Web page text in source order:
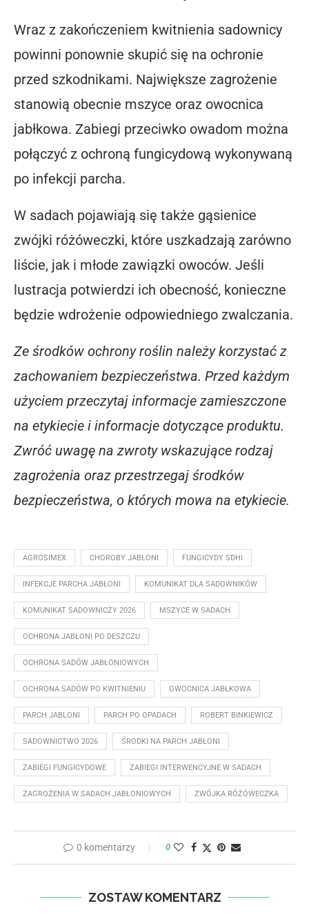
Wraz z zakończeniem kwitnienia sadownicy
powinni ponownie skupić się na ochronie
przed szkodnikami. Największe zagrożenie
stanowią obecnie mszyce oraz owocnica
jabłkowa. Zabiegi przeciwko owadom można
połączyć z ochroną fungicydową wykonywaną
po infekcji parcha.
W sadach pojawiają się także gąsienice
zwójki różóweczki, które uszkadzają zarówno
liście, jak i młode zawiązki owoców. Jeśli
lustracja potwierdzi ich obecność, konieczne
będzie wdrożenie odpowiedniego zwalczania.
Ze środków ochrony roślin należy korzystać z
zachowaniem bezpieczeństwa. Przed każdym
użyciem przeczytaj informacje zamieszczone
na etykiecie i informacje dotyczące produktu.
Zwróć uwagę na zwroty wskazujące rodzaj
zagrożenia oraz przestrzegaj środków
bezpieczeństwa, o których mowa na etykiecie.
AGROSIMEX CHOROBY JABŁONI FUNGICYDY SDHI
INFEKCJE PARCHA JABŁONI KOMUNIKAT DLA SADOWNIKÓW
KOMUNIKAT SADOWNICZY 2026 MSZYCE W SADACH
OCHRONA JABŁONI PO DESZCZU
OCHRONA SADÓW JABŁONIOWYCH
OCHRONA SADÓW PO KWITNIENIU OWOCNICA JABŁKOWA
PARCH JABLONI PARCH PO OPADACH ROBERT BINKIEWICZ
SADOWNICTWO 2026 ŚRODKI NA PARCH JABŁONI
ZABIEGI FUNGICYDOWE ZABIEGI INTERWENCYJNE W SADACH
ZAGROŻENIA W SADACH JABŁONIOWYCH ZWÓJKA RÓŻÓWECZKA
0 komentarzy 0
ZOSTAW KOMENTARZ